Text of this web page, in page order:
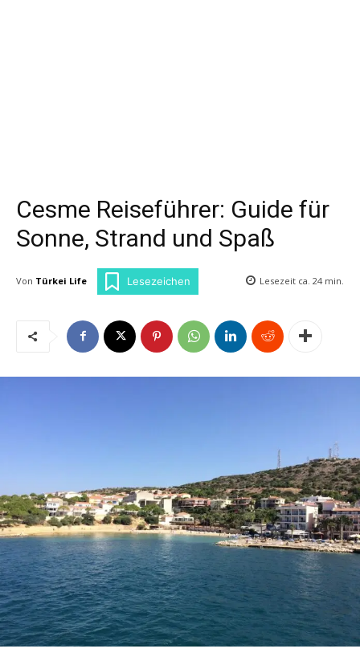
Cesme Reiseführer: Guide für
Sonne, Strand und Spaß
Von Türkei Life Lesezeichen Lesezeit ca. 24 min.